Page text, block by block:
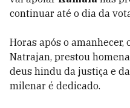
continuar até o dia da
Horas após o amanhecer,
Natrajan, prestou
deus hindu da justiça e
milenar é dedicado.